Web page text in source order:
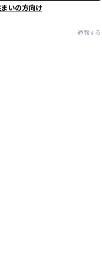
いの方向け
通報する